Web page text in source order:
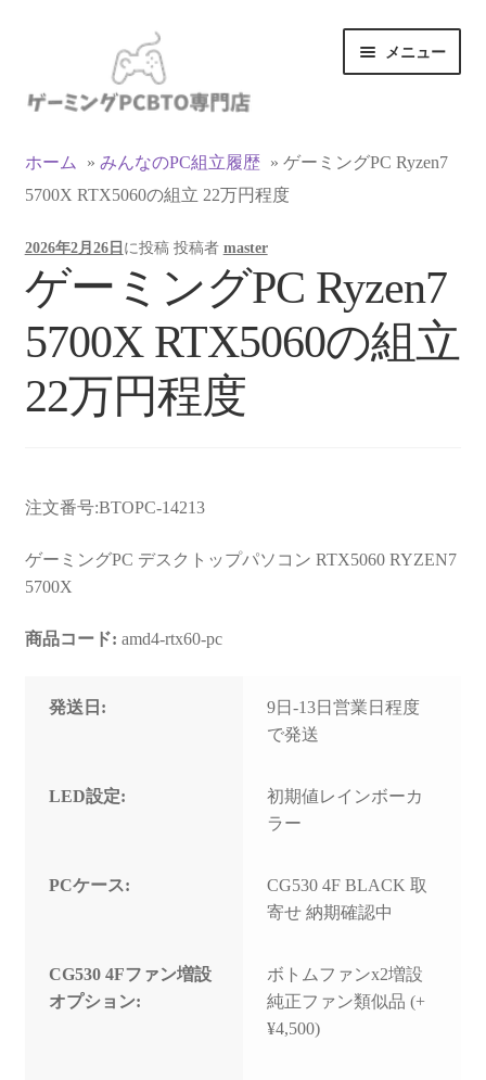
ゲ
ョ
ン
ス
キ
ッ
プ
テ
へ
ス
ッ
プ
メニュー
マイアカウント
支払い
お買い物カゴ
お買い物ガイド
ホーム » みんなのPC組立履歴 » ゲーミングPC Ryzen7
5700X RTX5060の組立 22万円程度
2026年2月26日 に投稿 投稿者 master
ゲーミングPC Ryzen7
5700X RTX5060の組立
22万円程度
注文番号:BTOPC-14213
ゲーミングPC デスクトップパソコン RTX5060 RYZEN7
5700X
商品コード: amd4-rtx60-pc
発送日:
9日-13日営業日程度
で発送
LED設定:
初期値レインボーカ
ラー
PCケース:
CG530 4F BLACK 取
寄せ 納期確認中
CG530 4Fファン増設
オプション:
ボトムファンx2増設
純正ファン類似品 (+
¥4,500)